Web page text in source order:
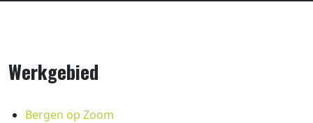
Werkgebied
Bergen op Zoom